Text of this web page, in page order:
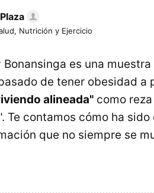
Nutrición y Ejercicio
es una
de tener obesidad
alineada" como
Te contamos cómo ha
que no siempre se